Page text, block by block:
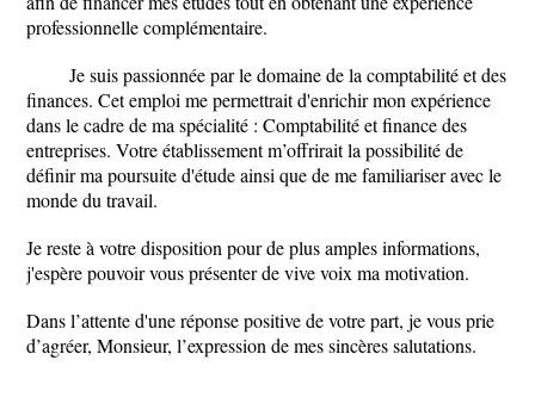
professionnelle complémentaire.
Je suis passionnée par le domaine de la comptabilité et des
finances. Cet emploi me permettrait d'enrichir mon expérience
dans le cadre de ma spécialité : Comptabilité et finance des
entreprises. Votre établissement m’offrirait la possibilité de
définir ma poursuite d'étude ainsi que de me familiariser avec le
monde du travail.
Je reste à votre disposition pour de plus amples informations,
j'espère pouvoir vous présenter de vive voix ma motivation.
Dans l’attente d'une réponse positive de votre part, je vous prie
d’agréer, Monsieur, l’expression de mes sincères salutations.